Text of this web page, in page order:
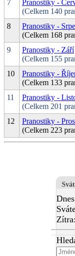
7
Pranostiky -
(Celkem 140
8
Pranostiky -
(Celkem 168
9
Pranostiky - Září
(Celkem 155
10
Pranostiky -
(Celkem 133
11
Pranostiky -
(Celkem 201
12
Pranostiky -
(Celkem 223
Zítra: